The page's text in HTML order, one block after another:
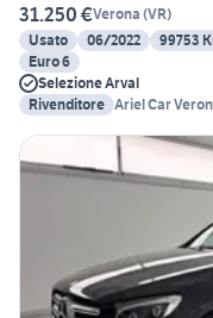
31.250 €Verona (VR)
Usato
06/2022 99753
Euro 6
Selezione Arval
Rivenditore Ariel Car